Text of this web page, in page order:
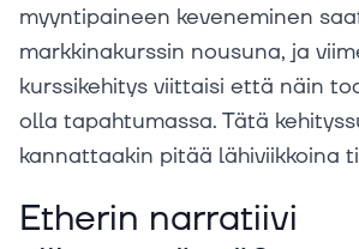
myyntipaineen keveneminen
markkinakurssin nousuna, ja
kurssikehitys viittaisi että näin
olla tapahtumassa. Tätä
kannattaakin pitää lähiviikkoina
Etherin narratiivi